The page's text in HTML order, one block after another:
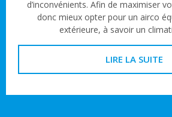
d’inconvénients. Afin de maximiser
donc mieux opter pour un airco
extérieure, à savoir un
LIRE LA SUITE